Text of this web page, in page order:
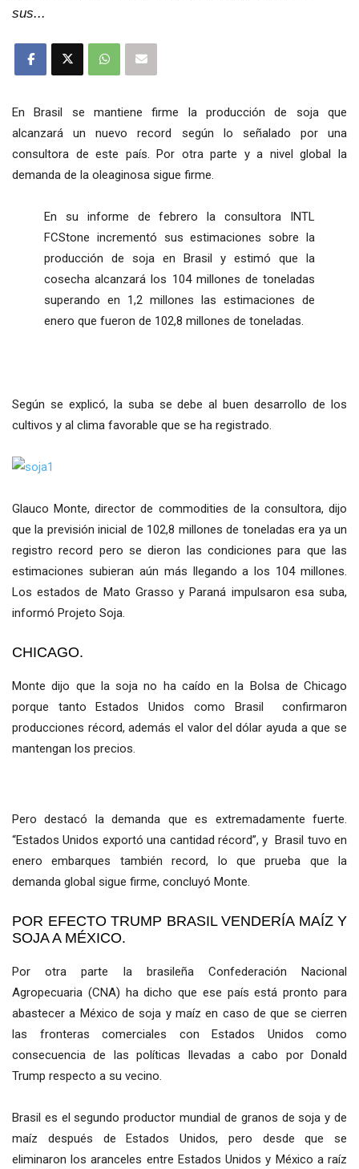
sus...
En Brasil se mantiene firme la producción de soja que
alcanzará un nuevo record según lo señalado por una
consultora de este país. Por otra parte y a nivel global la
demanda de la oleaginosa sigue firme.
En su informe de febrero la consultora INTL
FCStone incrementó sus estimaciones sobre la
producción de soja en Brasil y estimó que la
cosecha alcanzará los 104 millones de toneladas
superando en 1,2 millones las estimaciones de
enero que fueron de 102,8 millones de toneladas.
Según se explicó, la suba se debe al buen desarrollo de los
cultivos y al clima favorable que se ha registrado.
Glauco Monte, director de commodities de la consultora, dijo
que la previsión inicial de 102,8 millones de toneladas era ya un
registro record pero se dieron las condiciones para que las
estimaciones subieran aún más llegando a los 104 millones.
Los estados de Mato Grasso y Paraná impulsaron esa suba,
informó Projeto Soja.
CHICAGO.
Monte dijo que la soja no ha caído en la Bolsa de Chicago
porque tanto Estados Unidos como Brasil confirmaron
producciones récord, además el valor del dólar ayuda a que se
mantengan los precios.
Pero destacó la demanda que es extremadamente fuerte.
“Estados Unidos exportó una cantidad récord”, y Brasil tuvo en
enero embarques también record, lo que prueba que la
demanda global sigue firme, concluyó Monte.
POR EFECTO TRUMP BRASIL VENDERÍA MAÍZ Y
SOJA A MÉXICO.
Por otra parte la brasileña Confederación Nacional
Agropecuaria (CNA) ha dicho que ese país está pronto para
abastecer a México de soja y maíz en caso de que se cierren
las fronteras comerciales con Estados Unidos como
consecuencia de las políticas llevadas a cabo por Donald
Trump respecto a su vecino.
Brasil es el segundo productor mundial de granos de soja y de
maíz después de Estados Unidos, pero desde que se
eliminaron los aranceles entre Estados Unidos y México a raíz